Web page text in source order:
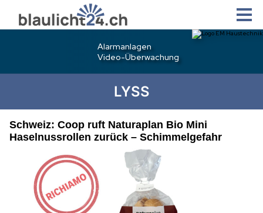
LYSS
Schweiz: Coop ruft Naturaplan Bio Mini
Haselnussrollen zurück – Schimmelgefahr